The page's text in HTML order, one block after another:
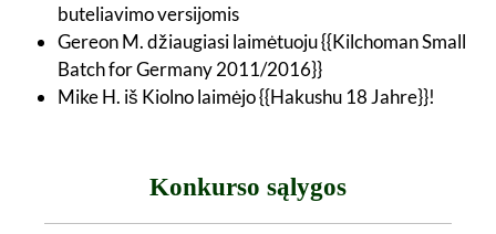
buteliavimo versijomis
Gereon M. džiaugiasi laimėtuoju {{Kilchoman Small
Batch for Germany 2011/2016}}
Mike H. iš Kiolno laimėjo {{Hakushu 18 Jahre}}!
Konkurso sąlygos